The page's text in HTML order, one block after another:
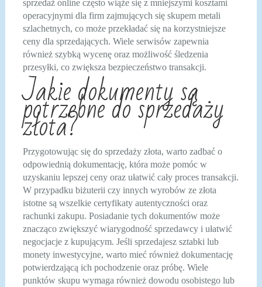
sprzedaż online często wiąże się z mniejszymi kosztami
operacyjnymi dla firm zajmujących się skupem metali
szlachetnych, co może przekładać się na korzystniejsze
ceny dla sprzedających. Wiele serwisów zapewnia
również szybką wycenę oraz możliwość śledzenia
przesyłki, co zwiększa bezpieczeństwo transakcji.
Jakie dokumenty są
potrzebne do sprzedaży
złota?
Przygotowując się do sprzedaży złota, warto zadbać o
odpowiednią dokumentację, która może pomóc w
uzyskaniu lepszej ceny oraz ułatwić cały proces transakcji.
W przypadku biżuterii czy innych wyrobów ze złota
istotne są wszelkie certyfikaty autentyczności oraz
rachunki zakupu. Posiadanie tych dokumentów może
znacząco zwiększyć wiarygodność sprzedawcy i ułatwić
negocjacje z kupującym. Jeśli sprzedajesz sztabki lub
monety inwestycyjne, warto mieć również dokumentację
potwierdzającą ich pochodzenie oraz próbę. Wiele
punktów skupu wymaga również dowodu osobistego lub